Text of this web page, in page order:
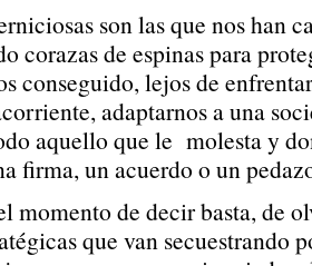
son las que nos han
corazas de espinas para
conseguido, lejos de
adaptarnos a una
aquello que le molesta y
firma, un acuerdo o un
momento de decir basta, de
que van secuestrando